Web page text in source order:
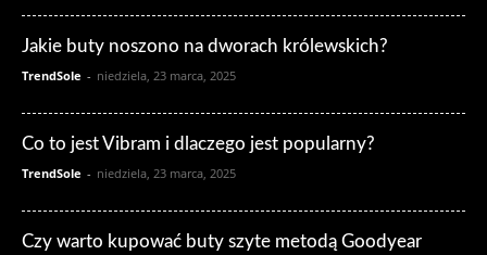
Jakie buty noszono na dworach królewskich?
TrendSole - niedziela, 23 marca, 2025
Co to jest Vibram i dlaczego jest popularny?
TrendSole - niedziela, 23 marca, 2025
Czy warto kupować buty szyte metodą Goodyear